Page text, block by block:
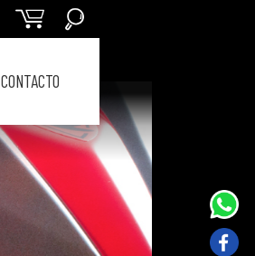
CONTACTO